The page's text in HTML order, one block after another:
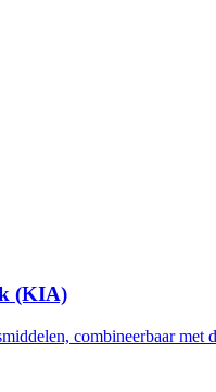
(KIA)
combineerbaar